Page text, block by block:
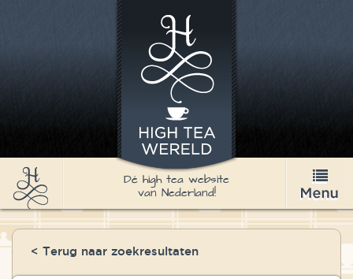
High Tea
Recepten
Dé high tea website
van Nederland!
< Terug naar zoekresultaten